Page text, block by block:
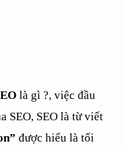
là gì ?, việc đầu
SEO, SEO là từ viết
được hiểu là tối